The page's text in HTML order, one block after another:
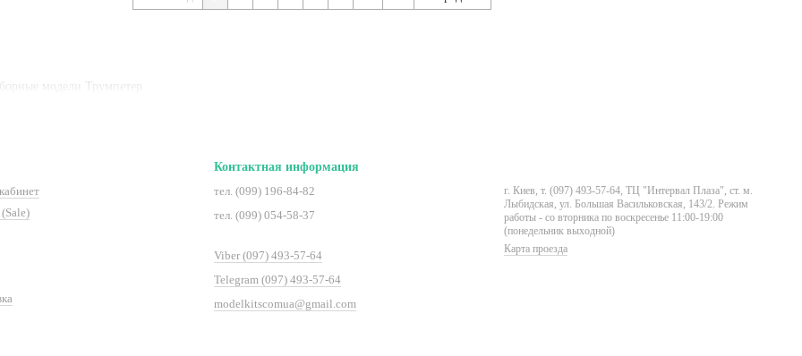
модели Трумпетер
Контактная информация
тел. (099) 196-84-82
тел. (099) 054-58-37
Viber (097) 493-57-64
Telegram (097) 493-57-64
modelkitscomua@gmail.com
г. Киев, т. (097) 493-57-64, ТЦ "Интервал Плаза", ст. м.
Лыбидская, ул. Большая Васильковская, 143/2. Режим
работы - со вторника по воскресенье 11:00-19:00
(понедельник выходной)
Карта проезда